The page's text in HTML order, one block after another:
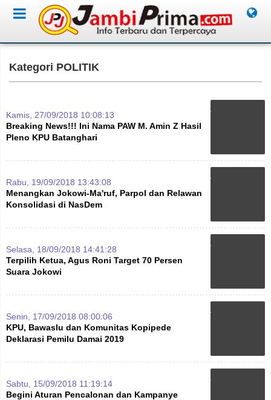
Kategori POLITIK
Kamis, 27/09/2018 10:08:13
Breaking News!!! Ini Nama PAW M. Amin Z Hasil
Pleno KPU Batanghari
Rabu, 19/09/2018 13:43:08
Menangkan Jokowi-Ma'ruf, Parpol dan Relawan
Konsolidasi di NasDem
Selasa, 18/09/2018 14:41:28
Terpilih Ketua, Agus Roni Target 70 Persen
Suara Jokowi
Senin, 17/09/2018 08:00:06
KPU, Bawaslu dan Komunitas Kopipede
Deklarasi Pemilu Damai 2019
Sabtu, 15/09/2018 11:19:14
Begini Aturan Pencalonan dan Kampanye